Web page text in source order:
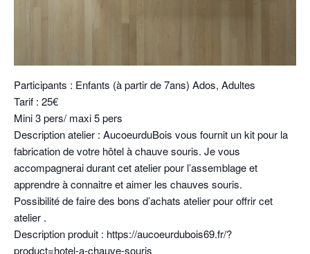
Participants : Enfants (à partir de 7ans) Ados, Adultes
Tarif : 25€
Mini 3 pers/ maxi 5 pers
Description atelier : AucoeurduBois vous fournit un kit pour la
fabrication de votre hôtel à chauve souris. Je vous
accompagnerai durant cet atelier pour l’assemblage et
apprendre à connaitre et aimer les chauves souris.
Possibilité de faire des bons d’achats atelier pour offrir cet
atelier .
Description produit : https://aucoeurdubois69.fr/?
product=hotel-a-chauve-souris